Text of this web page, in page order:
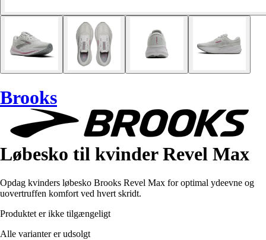
Brooks
Løbesko til kvinder Revel Max
Opdag kvinders løbesko Brooks Revel Max for optimal ydeevne og
uovertruffen komfort ved hvert skridt.
Produktet er ikke tilgængeligt
Alle varianter er udsolgt